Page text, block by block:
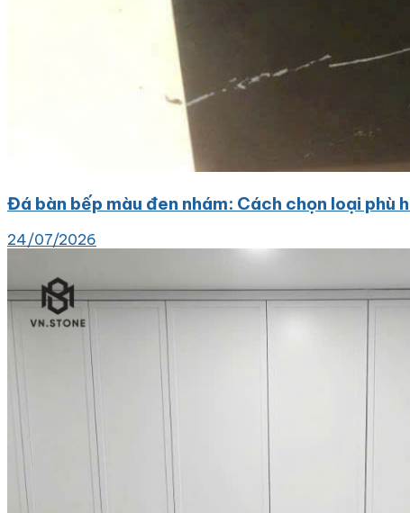
Đá bàn bếp màu đen nhám: Cách chọn loại phù
24/07/2026